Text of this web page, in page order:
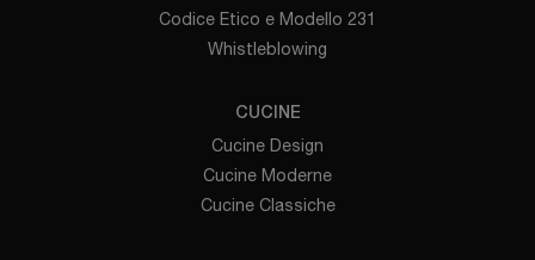
Codice Etico e Modello 231
Whistleblowing
CUCINE
Cucine Design
Cucine Moderne
Cucine Classiche